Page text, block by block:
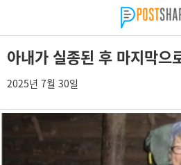
아내가 실종된 후 마지막으
2025년 7월 30일